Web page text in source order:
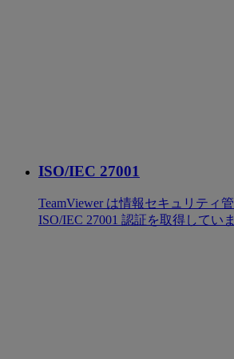
ISO/IEC 27001
TeamViewer は情報セキュリティ
ISO/IEC 27001 認証を取得していま